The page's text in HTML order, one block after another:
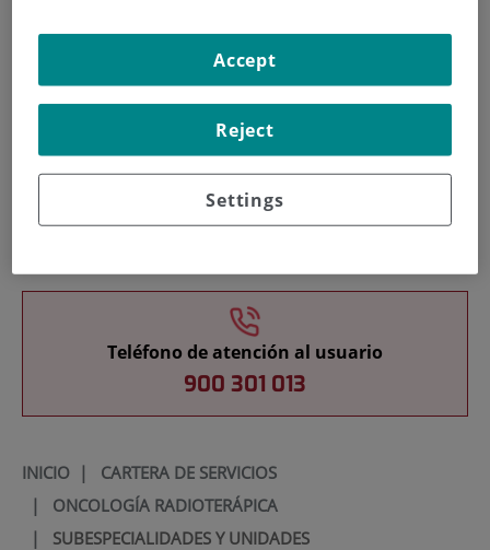
Teléfono de atención al usuario
900 301 013
INICIO| CARTERA DE SERVICIOS
| ONCOLOGÍA RADIOTERÁPICA
| SUBESPECIALIDADES Y UNIDADES
Settings
Reject
Accept